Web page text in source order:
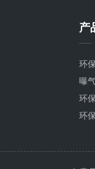
产
环
曝
环
环